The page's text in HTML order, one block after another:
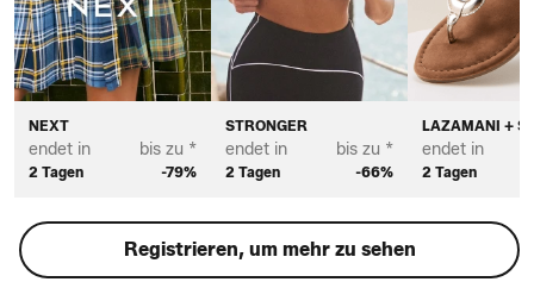
NEXT
endet in
2 Tagen
bis zu *
-79%
STRONGER
endet in
2 Tagen
bis zu *
-66%
LAZAMANI +
endet in
2 Tagen
Registrieren, um mehr zu sehen